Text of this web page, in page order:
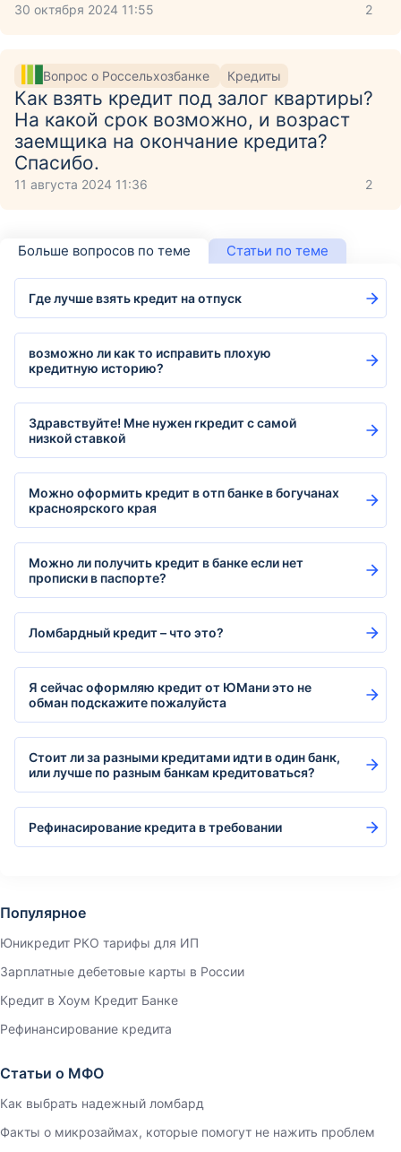
30 октября 2024 11:55 2
Вопрос о Россельхозбанке Кредиты
Как взять кредит под залог квартиры?
На какой срок возможно, и возраст
заемщика на окончание кредита?
Спасибо.
11 августа 2024 11:36 2
Больше вопросов по теме Статьи по теме
Где лучше взять кредит на отпуск
возможно ли как то исправить плохую
кредитную историю?
Здравствуйте! Мне нужен rкредит с самой
низкой ставкой
Можно оформить кредит в отп банке в богучанах
красноярского края
Можно ли получить кредит в банке если нет
прописки в паспорте?
Ломбардный кредит – что это?
Я сейчас оформляю кредит от ЮМани это не
обман подскажите пожалуйста
Стоит ли за разными кредитами идти в один банк,
или лучше по разным банкам кредитоваться?
Рефинасирование кредита в требовании
Популярное
Юникредит РКО тарифы для ИП
Зарплатные дебетовые карты в России
Кредит в Хоум Кредит Банке
Рефинансирование кредита
Статьи о МФО
Как выбрать надежный ломбард
Факты о микрозаймах, которые помогут не нажить проблем